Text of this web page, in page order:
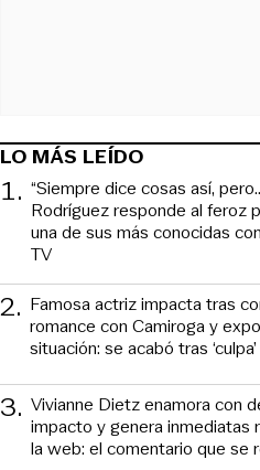
LO MÁS LEÍDO
1. “Siempre dice cosas así,
Rodríguez responde al feroz
una de sus más conocidas
TV
2. Famosa actriz impacta tras
romance con Camiroga y
situación: se acabó tras
3. Vivianne Dietz enamora con
impacto y genera inmediatas
la web: el comentario que se